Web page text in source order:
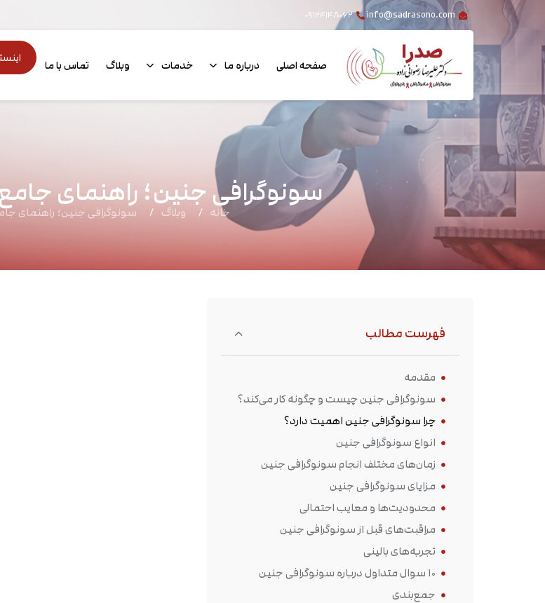
info@sadrasono.com ۰۹۱۲۴۱۴۸۰۶۲
صفحه اصلی درباره ما خدمات وبلاگ تماس با ما
سونوگرافی جنین؛ راهنمای جامع
خانه وبلاگ سونوگرافی جنین؛ راهنمای
فهرست مطالب
مقدمه
سونوگرافی جنین چیست و چگونه کار می‌کند؟
چرا سونوگرافی جنین اهمیت دارد؟
انواع سونوگرافی جنین
زمان‌های مختلف انجام سونوگرافی جنین
مزایای سونوگرافی جنین
محدودیت‌ها و معایب احتمالی
مراقبت‌های قبل از سونوگرافی جنین
تجربه‌های بالینی
۱۰ سوال متداول درباره سونوگرافی جنین
جمع‌بندی